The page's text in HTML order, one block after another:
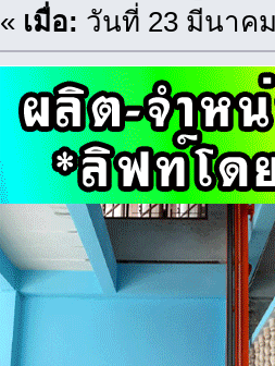
« เมื่อ: วันที่ 23 มีนาคม